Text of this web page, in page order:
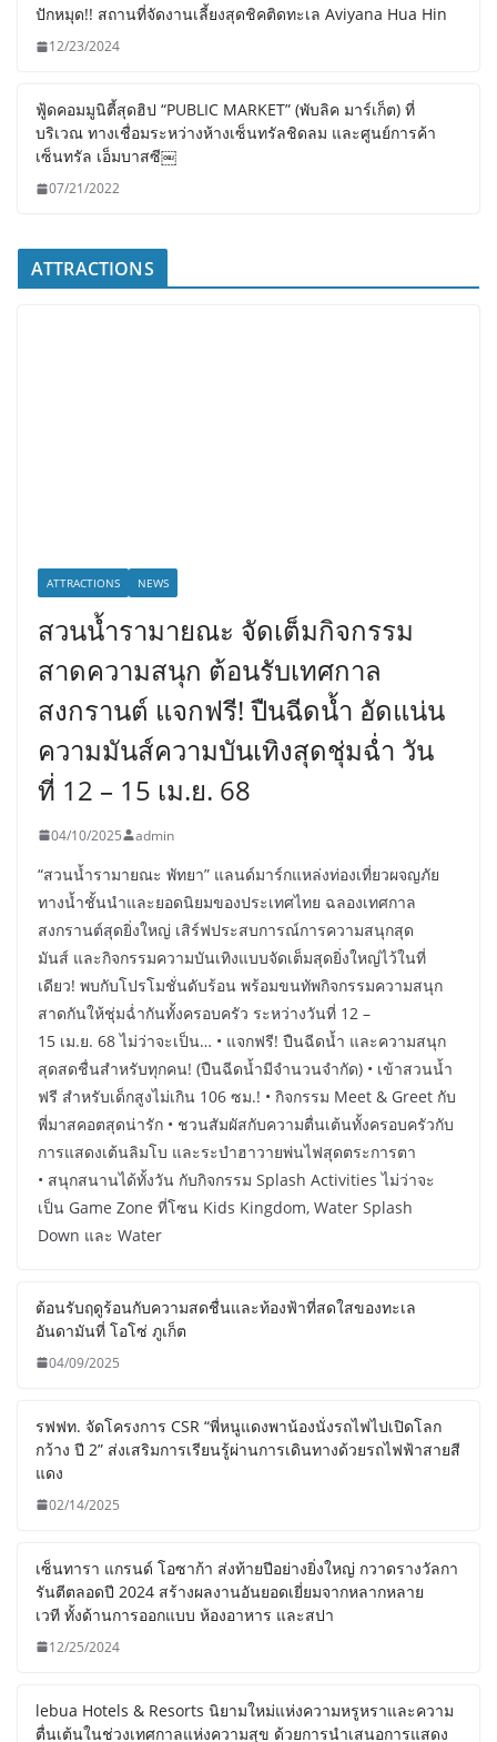
ปักหมุด!! สถานที่จัดงานเลี้ยงสุดชิคติดทะเล Aviyana Hua Hin
12/23/2024
ฟู้ดคอมมูนิตี้สุดฮิป “PUBLIC MARKET” (พับลิค มาร์เก็ต) ที่
บริเวณ ทางเชื่อมระหว่างห้างเซ็นทรัลชิดลม และศูนย์การค้า
เซ็นทรัล เอ็มบาสซี￼
07/21/2022
ATTRACTIONS
ATTRACTIONS NEWS
สวนน้ำรามายณะ จัดเต็มกิจกรรม
สาดความสนุก ต้อนรับเทศกาล
สงกรานต์ แจกฟรี! ปืนฉีดน้ำ อัดแน่น
ความมันส์ความบันเทิงสุดชุ่มฉ่ำ วัน
ที่ 12 – 15 เม.ย. 68
04/10/2025 admin
“สวนน้ำรามายณะ พัทยา” แลนด์มาร์กแหล่งท่องเที่ยวผจญภัย
ทางน้ำชั้นนำและยอดนิยมของประเทศไทย ฉลองเทศกาล
สงกรานต์สุดยิ่งใหญ่ เสิร์ฟประสบการณ์การความสนุกสุด
มันส์ และกิจกรรมความบันเทิงแบบจัดเต็มสุดยิ่งใหญ่ไว้ในที่
เดียว! พบกับโปรโมชั่นดับร้อน พร้อมขนทัพกิจกรรมความสนุก
สาดกันให้ชุ่มฉ่ำกันทั้งครอบครัว ระหว่างวันที่ 12 –
15 เม.ย. 68 ไม่ว่าจะเป็น… • แจกฟรี! ปืนฉีดน้ำ และความสนุก
สุดสดชื่นสำหรับทุกคน! (ปืนฉีดน้ำมีจำนวนจำกัด) • เข้าสวนน้ำ
ฟรี สำหรับเด็กสูงไม่เกิน 106 ซม.! • กิจกรรม Meet & Greet กับ
พี่มาสคอตสุดน่ารัก • ชวนสัมผัสกับความตื่นเต้นทั้งครอบครัวกับ
การแสดงเต้นลิมโบ และระบำฮาวายพ่นไฟสุดตระการตา
• สนุกสนานได้ทั้งวัน กับกิจกรรม Splash Activities ไม่ว่าจะ
เป็น Game Zone ที่โซน Kids Kingdom, Water Splash
Down และ Water
ต้อนรับฤดูร้อนกับความสดชื่นและท้องฟ้าที่สดใสของทะเล
อันดามันที่ โอโซ่ ภูเก็ต
04/09/2025
รฟฟท. จัดโครงการ CSR “พี่หนูแดงพาน้องนั่งรถไฟไปเปิดโลก
กว้าง ปี 2” ส่งเสริมการเรียนรู้ผ่านการเดินทางด้วยรถไฟฟ้าสายสี
แดง
02/14/2025
เซ็นทารา แกรนด์ โอซาก้า ส่งท้ายปีอย่างยิ่งใหญ่ กวาดรางวัลกา
รันตีตลอดปี 2024 สร้างผลงานอันยอดเยี่ยมจากหลากหลาย
เวที ทั้งด้านการออกแบบ ห้องอาหาร และสปา
12/25/2024
lebua Hotels & Resorts นิยามใหม่แห่งความหรูหราและความ
ตื่นเต้นในช่วงเทศกาลแห่งความสุข ด้วยการนำเสนอการแสดง